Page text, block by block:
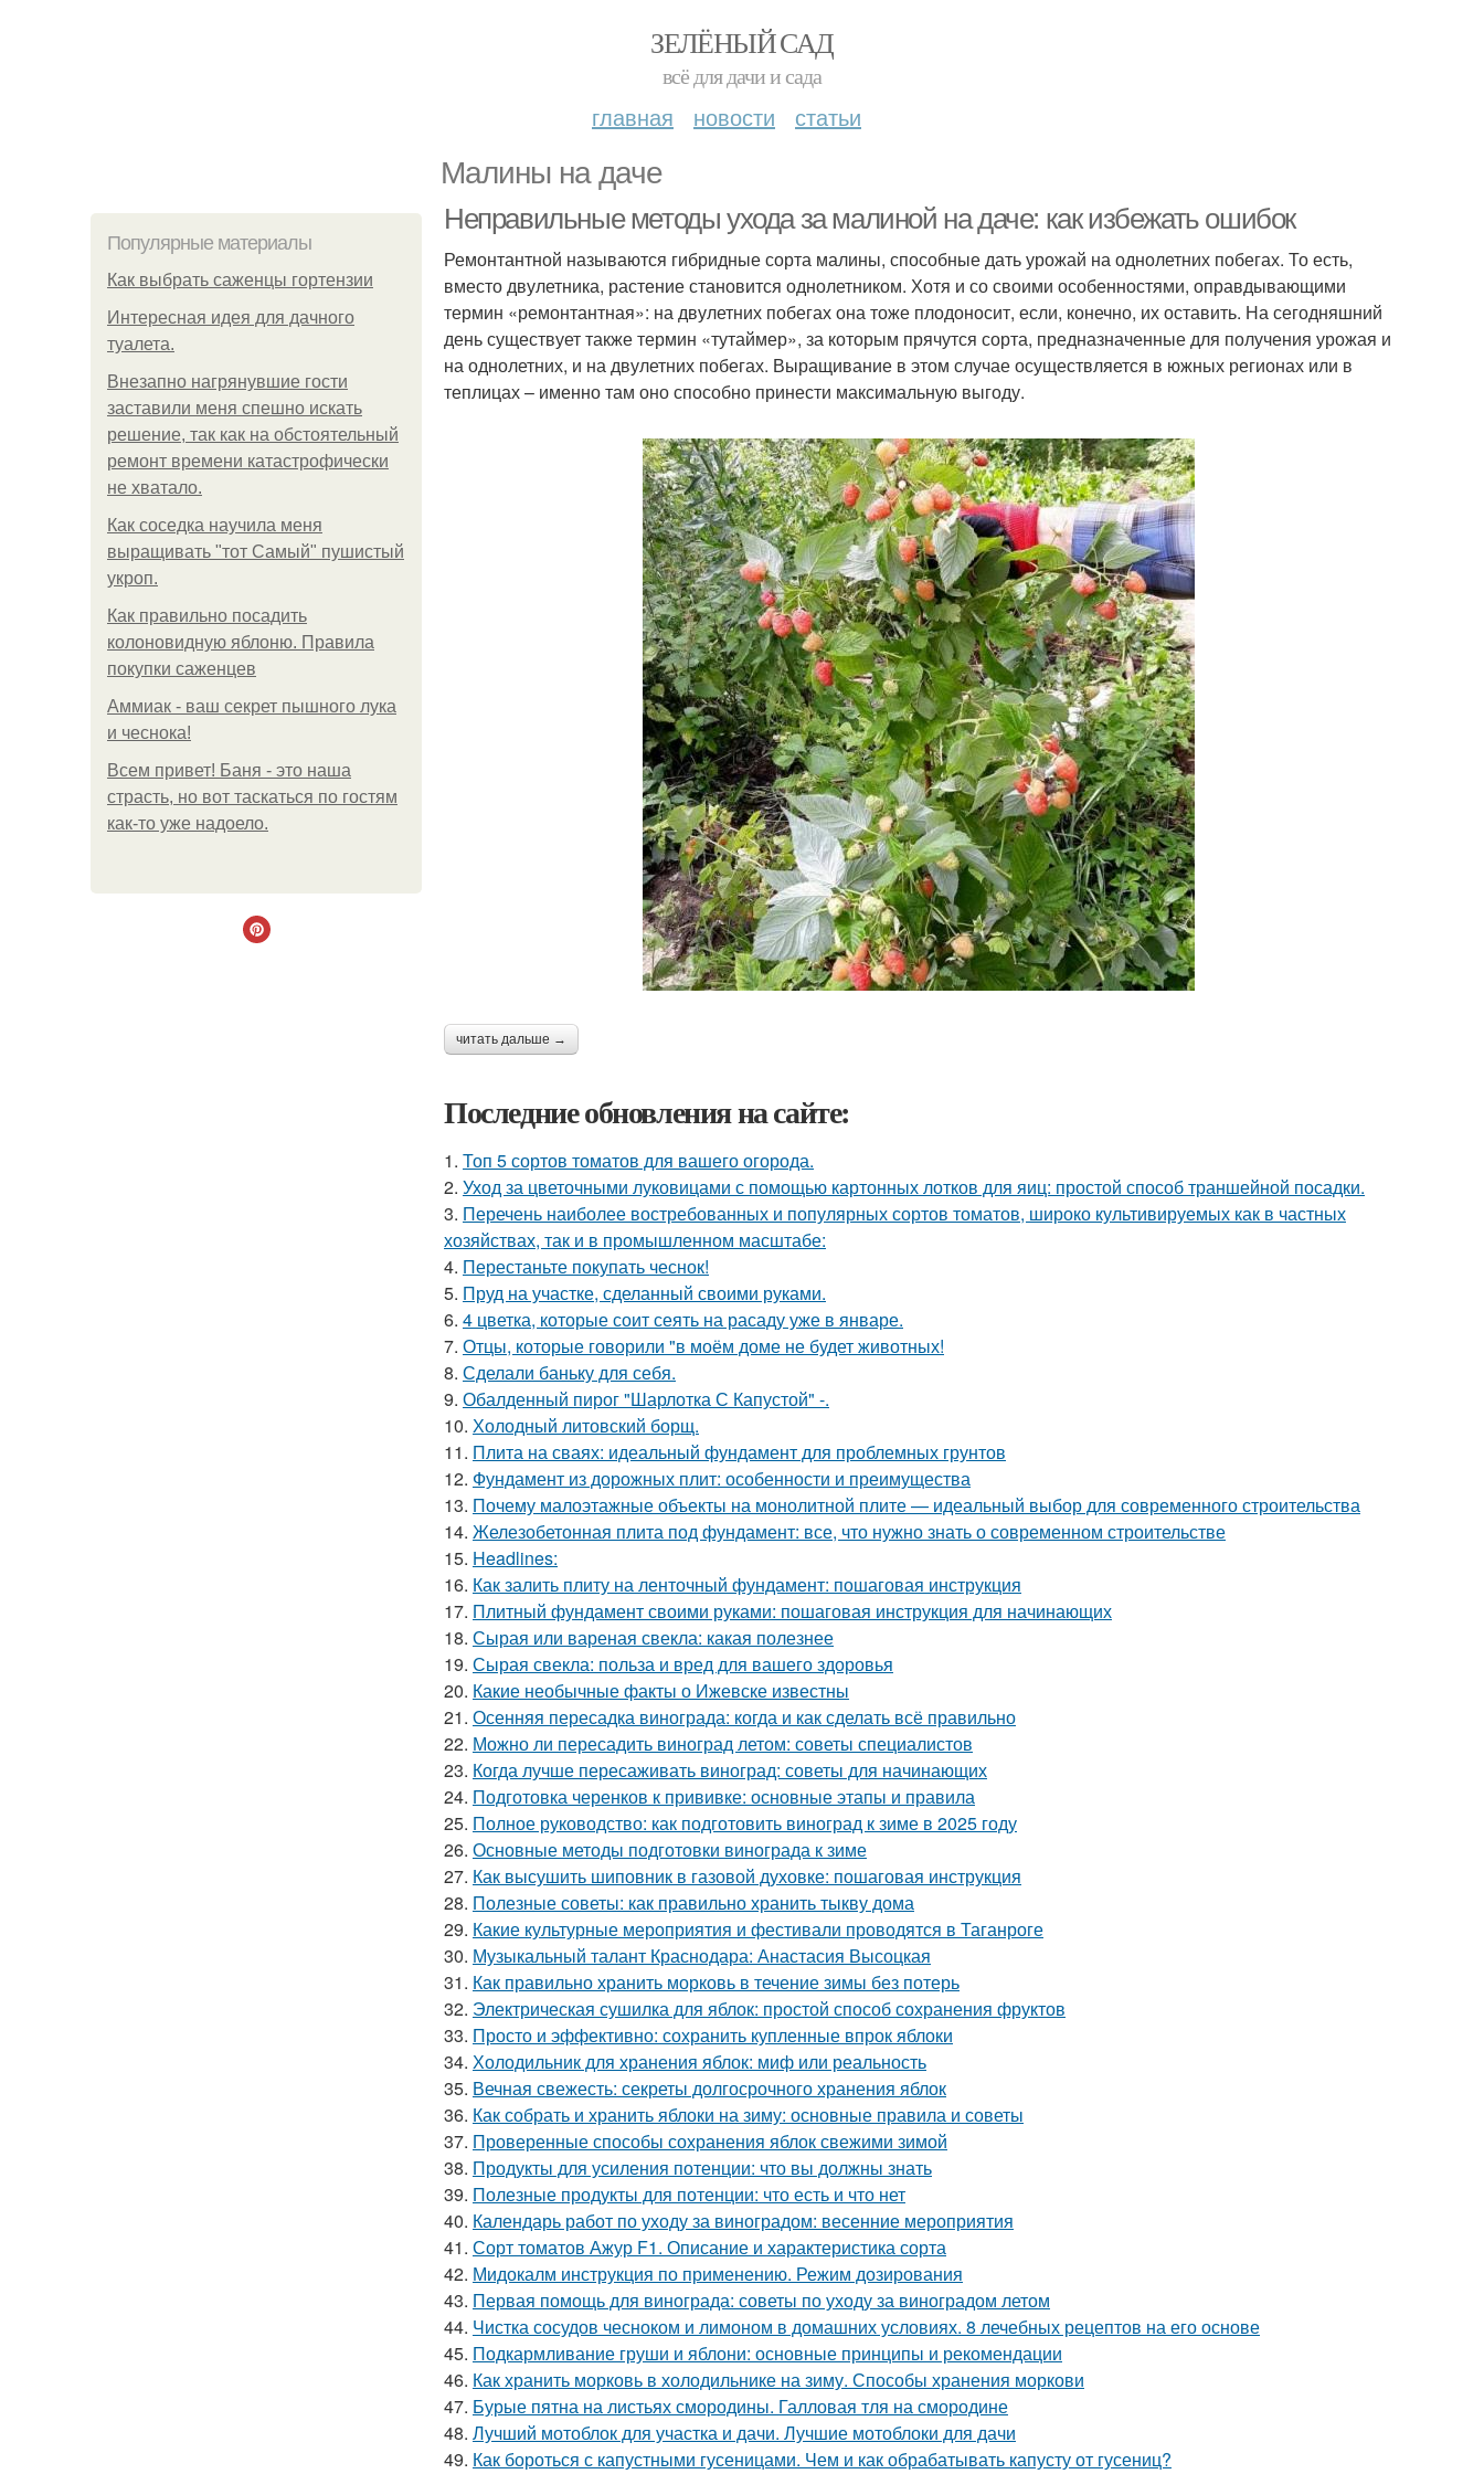
ЗЕЛЁНЫЙ САД
всё для дачи и сада
главная новости статьи
Малины на даче
Популярные материалы
Как выбрать саженцы гортензии
Интересная идея для дачного
туалета.
Внезапно нагрянувшие гости
заставили меня спешно искать
решение, так как на обстоятельный
ремонт времени катастрофически
не хватало.
Как соседка научила меня
выращивать "тот Самый" пушистый
укроп.
Как правильно посадить
колоновидную яблоню. Правила
покупки саженцев
Аммиак - ваш секрет пышного лука
и чеснока!
Всем привет! Баня - это наша
страсть, но вот таскаться по гостям
как-то уже надоело.
Неправильные методы ухода за малиной на даче: как избежать ошибок
Ремонтантной называются гибридные сорта малины, способные дать урожай на однолетних побегах. То есть,
вместо двулетника, растение становится однолетником. Хотя и со своими особенностями, оправдывающими
термин «ремонтантная»: на двулетних побегах она тоже плодоносит, если, конечно, их оставить. На сегодняшний
день существует также термин «тутаймер», за которым прячутся сорта, предназначенные для получения урожая и
на однолетних, и на двулетних побегах. Выращивание в этом случае осуществляется в южных регионах или в
теплицах – именно там оно способно принести максимальную выгоду.
читать дальше →
Последние обновления на сайте:
1. Топ 5 сортов томатов для вашего огорода.
2. Уход за цветочными луковицами с помощью картонных лотков для яиц: простой способ траншейной посадки.
3. Перечень наиболее востребованных и популярных сортов томатов, широко культивируемых как в частных
хозяйствах, так и в промышленном масштабе:
4. Перестаньте покупать чеснок!
5. Пруд на участке, сделанный своими руками.
6. 4 цветка, которые соит сеять на расаду уже в январе.
7. Отцы, которые говорили "в моём доме не будет животных!
8. Сделали баньку для себя.
9. Обалденный пирог "Шарлотка С Капустой" -.
10. Холодный литовский борщ.
11. Плита на сваях: идеальный фундамент для проблемных грунтов
12. Фундамент из дорожных плит: особенности и преимущества
13. Почему малоэтажные объекты на монолитной плите — идеальный выбор для современного строительства
14. Железобетонная плита под фундамент: все, что нужно знать о современном строительстве
15. Headlines:
16. Как залить плиту на ленточный фундамент: пошаговая инструкция
17. Плитный фундамент своими руками: пошаговая инструкция для начинающих
18. Сырая или вареная свекла: какая полезнее
19. Сырая свекла: польза и вред для вашего здоровья
20. Какие необычные факты о Ижевске известны
21. Осенняя пересадка винограда: когда и как сделать всё правильно
22. Можно ли пересадить виноград летом: советы специалистов
23. Когда лучше пересаживать виноград: советы для начинающих
24. Подготовка черенков к прививке: основные этапы и правила
25. Полное руководство: как подготовить виноград к зиме в 2025 году
26. Основные методы подготовки винограда к зиме
27. Как высушить шиповник в газовой духовке: пошаговая инструкция
28. Полезные советы: как правильно хранить тыкву дома
29. Какие культурные мероприятия и фестивали проводятся в Таганроге
30. Музыкальный талант Краснодара: Анастасия Высоцкая
31. Как правильно хранить морковь в течение зимы без потерь
32. Электрическая сушилка для яблок: простой способ сохранения фруктов
33. Просто и эффективно: сохранить купленные впрок яблоки
34. Холодильник для хранения яблок: миф или реальность
35. Вечная свежесть: секреты долгосрочного хранения яблок
36. Как собрать и хранить яблоки на зиму: основные правила и советы
37. Проверенные способы сохранения яблок свежими зимой
38. Продукты для усиления потенции: что вы должны знать
39. Полезные продукты для потенции: что есть и что нет
40. Календарь работ по уходу за виноградом: весенние мероприятия
41. Сорт томатов Ажур F1. Описание и характеристика сорта
42. Мидокалм инструкция по применению. Режим дозирования
43. Первая помощь для винограда: советы по уходу за виноградом летом
44. Чистка сосудов чесноком и лимоном в домашних условиях. 8 лечебных рецептов на его основе
45. Подкармливание груши и яблони: основные принципы и рекомендации
46. Как хранить морковь в холодильнике на зиму. Способы хранения моркови
47. Бурые пятна на листьях смородины. Галловая тля на смородине
48. Лучший мотоблок для участка и дачи. Лучшие мотоблоки для дачи
49. Как бороться с капустными гусеницами. Чем и как обрабатывать капусту от гусениц?